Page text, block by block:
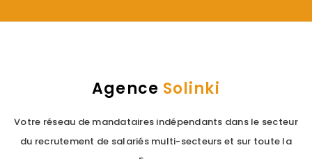
Agence Solinki
Votre réseau de mandataires indépendants dans le secteur
du recrutement de salariés multi-secteurs et sur toute la